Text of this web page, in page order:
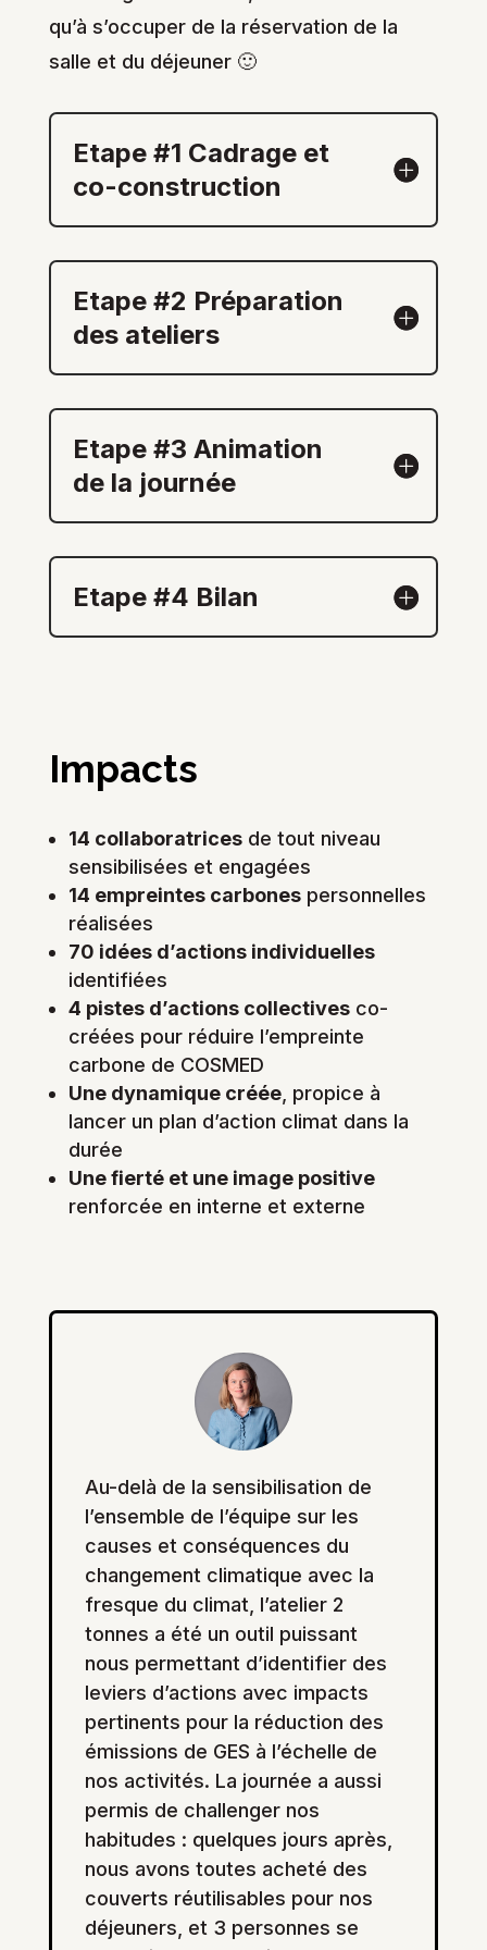
qu’à s’occuper de la réservation de la
salle et du déjeuner 🙂
Etape #1 Cadrage et
co-construction
Etape #2 Préparation
des ateliers
Etape #3 Animation
de la journée
Etape #4 Bilan
Impacts
14 collaboratricesde tout niveau
sensibilisées et engagées
14 empreintes carbonespersonnelles
réalisées
70 idées d’actions individuelles
identifiées
4 pistes d’actions collectivesco-
créées pour réduire l’empreinte
carbone de COSMED
Une dynamique créée, propice à
lancer un plan d’action climat dans la
durée
Une fierté et une image positive
renforcée en interne et externe
Au-delà de la sensibilisation de
l’ensemble de l’équipe sur les
causes et conséquences du
changement climatique avec la
fresque du climat, l’atelier 2
tonnes a été un outil puissant
nous permettant d’identifier des
leviers d’actions avec impacts
pertinents pour la réduction des
émissions de GES à l’échelle de
nos activités. La journée a aussi
permis de challenger nos
habitudes : quelques jours après,
nous avons toutes acheté des
couverts réutilisables pour nos
déjeuners, et 3 personnes se